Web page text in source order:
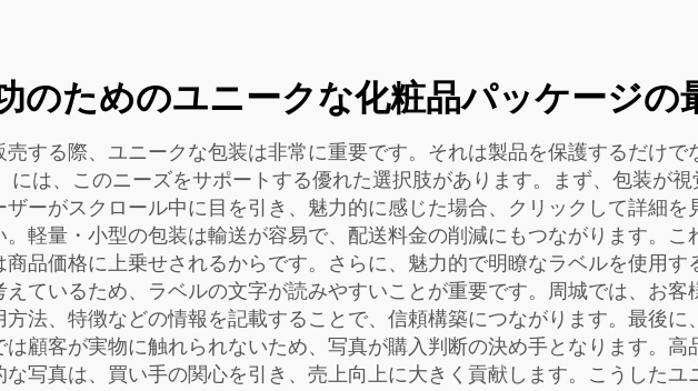
のためのユニークな化粧品パッケージの
する際、ユニークな包装は非常に重要です。それは製品を保護するだけ
は、このニーズをサポートする優れた選択肢があります。まず、包装が
ーがスクロール中に目を引き、魅力的に感じた場合、クリックして詳細
軽量・小型の包装は輸送が容易で、配送料金の削減にもつながります。
品価格に上乗せされるからです。さらに、魅力的で明瞭なラベルを使用
ているため、ラベルの文字が読みやすいことが重要です。周城では、お
法、特徴などの情報を記載することで、信頼構築につながります。最後
は顧客が実物に触れられないため、写真が購入判断の決め手となります。
な写真は、買い手の関心を引き、売上向上に大きく貢献します。こうしたユ